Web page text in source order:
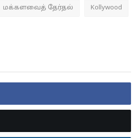
மக்களவைத் தேர்தல் Kollywood